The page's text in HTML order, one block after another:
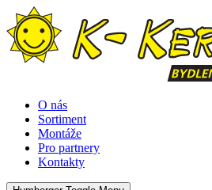
Přejít
k
obsahu
O nás
Sortiment
Montáže
Pro partnery
Kontakty